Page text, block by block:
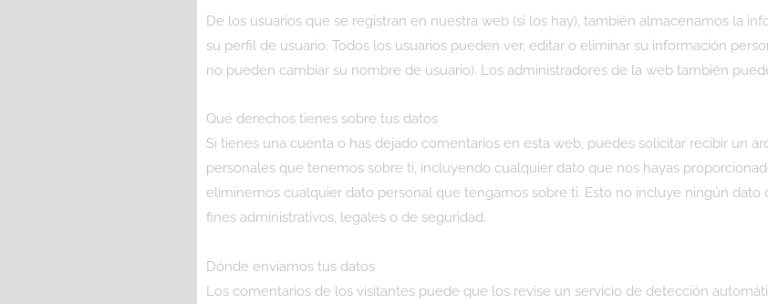
De los usuarios que se registran en nuestra web (si los hay), también almacenamos la
su perfil de usuario. Todos los usuarios pueden ver, editar o eliminar su información
no pueden cambiar su nombre de usuario). Los administradores de la web también
Qué derechos tienes sobre tus datos
Si tienes una cuenta o has dejado comentarios en esta web, puedes solicitar recibir un
personales que tenemos sobre ti, incluyendo cualquier dato que nos hayas
eliminemos cualquier dato personal que tengamos sobre ti. Esto no incluye ningún dato
fines administrativos, legales o de seguridad.
Dónde enviamos tus datos
Los comentarios de los visitantes puede que los revise un servicio de detección